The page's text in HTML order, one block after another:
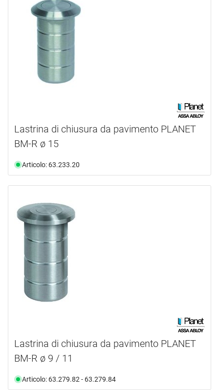
Lastrina di chiusura da pavimento PLANET
BM-R ø 15
Articolo: 63.233.20
Lastrina di chiusura da pavimento PLANET
BM-R ø 9 / 11
Articolo: 63.279.82 - 63.279.84